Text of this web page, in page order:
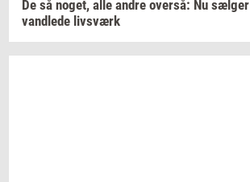
De så noget, alle andre over­så: Nu sæl­ger
vand­le­de livs­værk